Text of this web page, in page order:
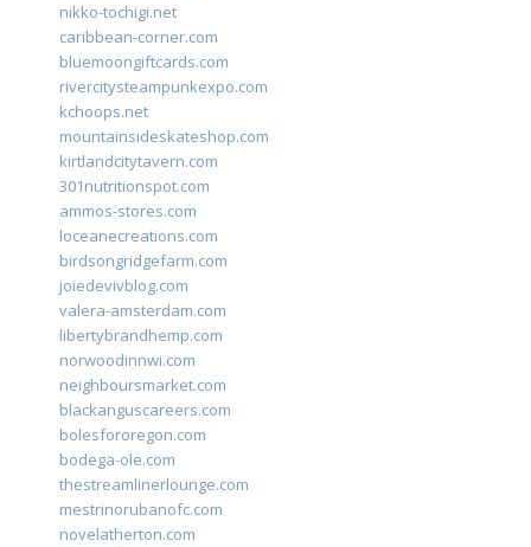
nikko-tochigi.net
caribbean-corner.com
bluemoongiftcards.com
rivercitysteampunkexpo.com
kchoops.net
mountainsideskateshop.com
kirtlandcitytavern.com
301nutritionspot.com
ammos-stores.com
loceanecreations.com
birdsongridgefarm.com
joiedevivblog.com
valera-amsterdam.com
libertybrandhemp.com
norwoodinnwi.com
neighboursmarket.com
blackanguscareers.com
bolesfororegon.com
bodega-ole.com
thestreamlinerlounge.com
mestrinorubanofc.com
novelatherton.com